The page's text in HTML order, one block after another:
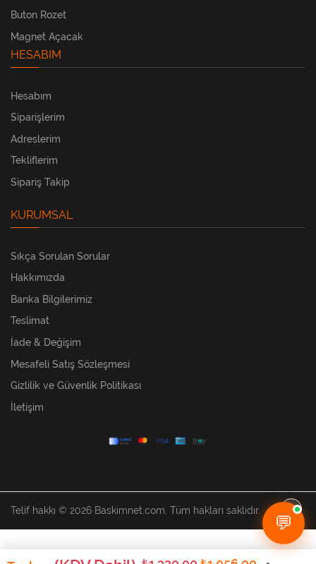
Buton Rozet
Magnet Açacak
HESABIM
Hesabım
Siparişlerim
Adreslerim
Tekliflerim
Sipariş Takip
KURUMSAL
Sıkça Sorulan Sorular
Hakkımızda
Banka Bilgilerimiz
Teslimat
İade & Değişim
Mesafeli Satış Sözleşmesi
Gizlilik ve Güvenlik Politikası
İletişim
Telif hakkı © 2026 Baskimnet.com. Tüm hakları saklıdır.
💬